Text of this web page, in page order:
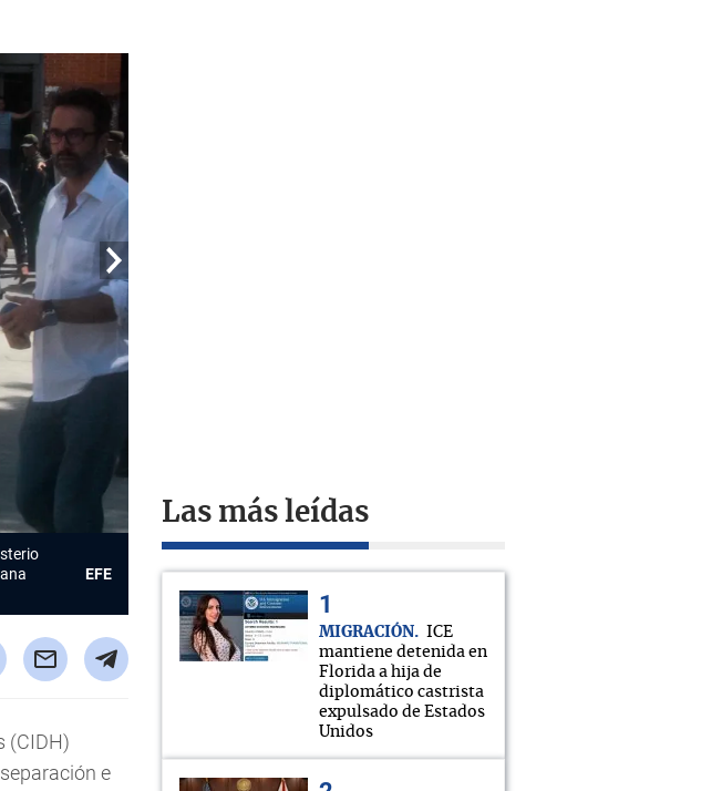
EFE
(CIDH)
e
Las más leídas
MIGRACIÓN
ICE
mantiene detenida en
Florida a hija de
diplomático castrista
expulsado de Estados
Unidos